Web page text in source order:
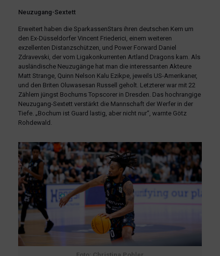
Neuzugang-Sextett
Erweitert haben die SparkassenStars ihren deutschen Kern um
den Ex-Düsseldorfer Vincent Friederici, einem weiteren
exzellenten Distanzschützen, und Power Forward Daniel
Zdravevski, der vom Ligakonkurrenten Artland Dragons kam. Als
ausländische Neuzugänge hat man die interessanten Akteure
Matt Strange, Quinn Nelson Kalu Ezikpe, jeweils US-Amerikaner,
und den Briten Oluwasesan Russell geholt. Letzterer war mit 22
Zählern jüngst Bochums Topscorer in Dresden. Das hochrangige
Neuzugang-Sextett verstärkt die Mannschaft der Werfer in der
Tiefe. „Bochum ist Guard lastig, aber nicht nur“, warnte Götz
Rohdewald.